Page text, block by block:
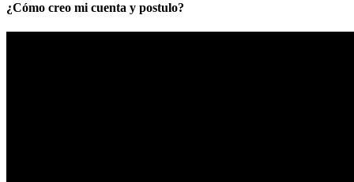
¿Cómo creo mi cuenta y postulo?